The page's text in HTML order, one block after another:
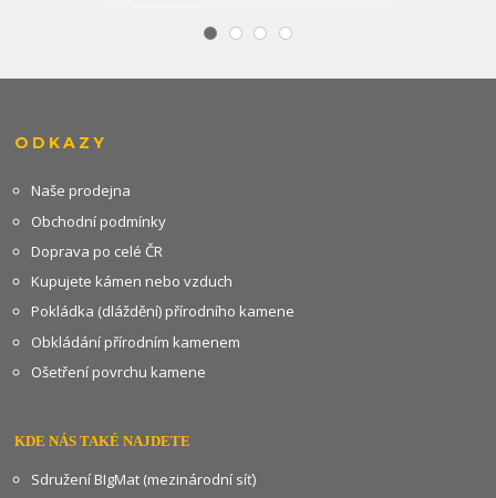
ODKAZY
Naše prodejna
Obchodní podmínky
Doprava po celé ČR
Kupujete kámen nebo vzduch
Pokládka (dláždění) přírodního kamene
Obkládání přírodním kamenem
Ošetření povrchu kamene
KDE NÁS TAKÉ NAJDETE
Sdružení BIgMat (mezinárodní síť)